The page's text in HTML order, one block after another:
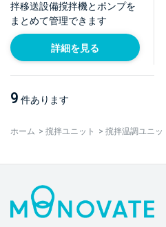
拌移送設備撹拌機とポンプを
まとめて管理できます
詳細を見る
9 件あります
ホーム > 撹拌ユニット > 撹拌温調ユニッ